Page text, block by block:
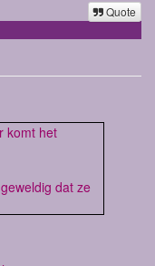
Quote
komt het
dat ze